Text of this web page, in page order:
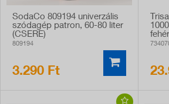
SodaCo 809194 univerzális
szódagép patron, 60-80 liter
(CSERE)
809194
3.290 Ft
fehér